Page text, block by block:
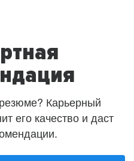
Карьерный
его качество и даст